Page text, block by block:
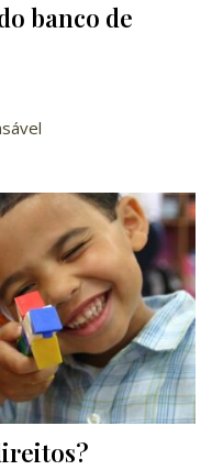
banco de